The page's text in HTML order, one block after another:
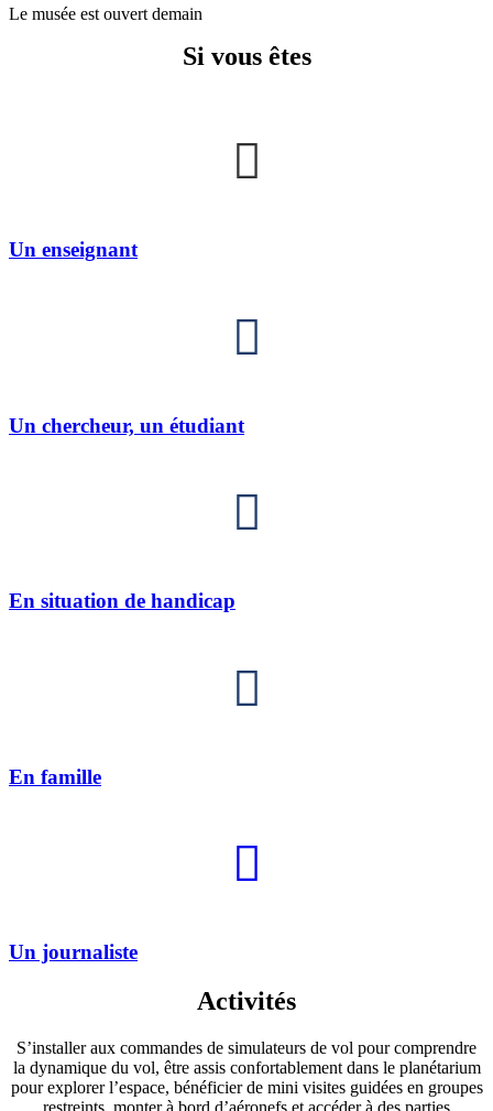
Le musée est ouvert demain
Si vous êtes
Un enseignant
Un chercheur, un étudiant
En situation de handicap
En famille
Un journaliste
Activités
S’installer aux commandes de simulateurs de vol pour comprendre
la dynamique du vol, être assis confortablement dans le planétarium
pour explorer l’espace, bénéficier de mini visites guidées en groupes
restreints, monter à bord d’aéronefs et accéder à des parties